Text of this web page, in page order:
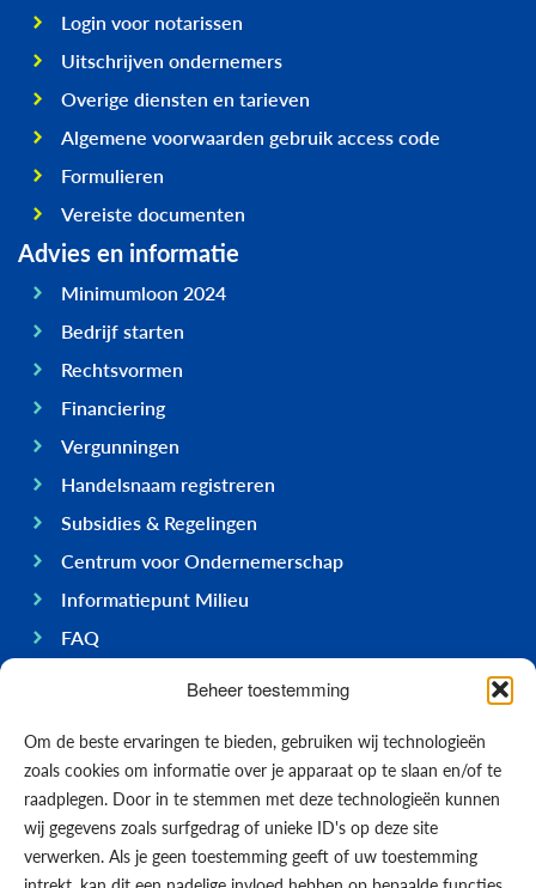
Beheer toestemming
Om de beste ervaringen te bieden, gebruiken wij technologieën
zoals cookies om informatie over je apparaat op te slaan en/of te
raadplegen. Door in te stemmen met deze technologieën kunnen
wij gegevens zoals surfgedrag of unieke ID's op deze site
verwerken. Als je geen toestemming geeft of uw toestemming
Login voor notarissen
Uitschrijven ondernemers
Overige diensten en tarieven
Algemene voorwaarden gebruik access code
Formulieren
Vereiste documenten
Advies en informatie
Minimumloon 2024
Bedrijf starten
Rechtsvormen
Financiering
Vergunningen
Handelsnaam registreren
Subsidies & Regelingen
Centrum voor Ondernemerschap
Informatiepunt Milieu
FAQ
Ondernemen op Bonaire
Economie
Regering
Infrastructuur
Algemeen